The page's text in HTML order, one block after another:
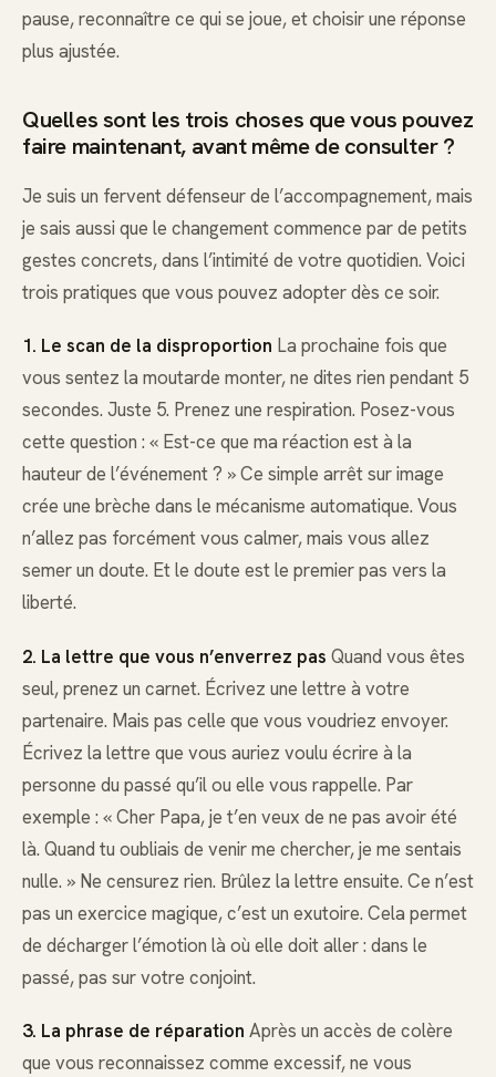
pause, reconnaître ce qui se joue, et choisir une réponse
plus ajustée.
Quelles sont les trois choses que vous pouvez
faire maintenant, avant même de consulter ?
Je suis un fervent défenseur de l’accompagnement, mais
je sais aussi que le changement commence par de petits
gestes concrets, dans l’intimité de votre quotidien. Voici
trois pratiques que vous pouvez adopter dès ce soir.
1. Le scan de la disproportion La prochaine fois que
vous sentez la moutarde monter, ne dites rien pendant 5
secondes. Juste 5. Prenez une respiration. Posez-vous
cette question : « Est-ce que ma réaction est à la
hauteur de l’événement ? » Ce simple arrêt sur image
crée une brèche dans le mécanisme automatique. Vous
n’allez pas forcément vous calmer, mais vous allez
semer un doute. Et le doute est le premier pas vers la
liberté.
2. La lettre que vous n’enverrez pas Quand vous êtes
seul, prenez un carnet. Écrivez une lettre à votre
partenaire. Mais pas celle que vous voudriez envoyer.
Écrivez la lettre que vous auriez voulu écrire à la
personne du passé qu’il ou elle vous rappelle. Par
exemple : « Cher Papa, je t’en veux de ne pas avoir été
là. Quand tu oubliais de venir me chercher, je me sentais
nulle. » Ne censurez rien. Brûlez la lettre ensuite. Ce n’est
pas un exercice magique, c’est un exutoire. Cela permet
de décharger l’émotion là où elle doit aller : dans le
passé, pas sur votre conjoint.
3. La phrase de réparation Après un accès de colère
que vous reconnaissez comme excessif, ne vous